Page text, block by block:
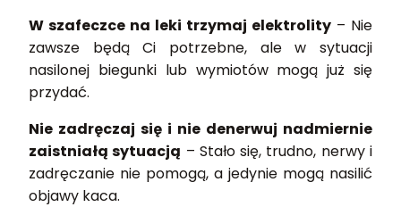
W szafeczce na leki trzymaj elektrolity – Nie
zawsze będą Ci potrzebne, ale w sytuacji
nasilonej biegunki lub wymiotów mogą już się
przydać.
Nie zadręczaj się i nie denerwuj nadmiernie
zaistniałą sytuacją – Stało się, trudno, nerwy i
zadręczanie nie pomogą, a jedynie mogą nasilić
objawy kaca.